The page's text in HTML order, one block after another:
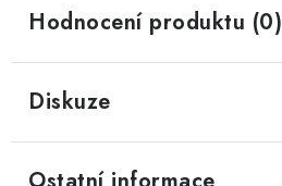
Hodnocení produktu (0)
Diskuze